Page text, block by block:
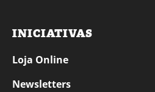
INICIATIVAS
Loja Online
Newsletters